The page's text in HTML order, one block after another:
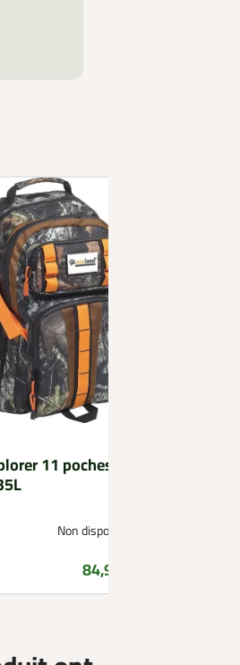
11 poches
Non disponible
Prix
84,99 €